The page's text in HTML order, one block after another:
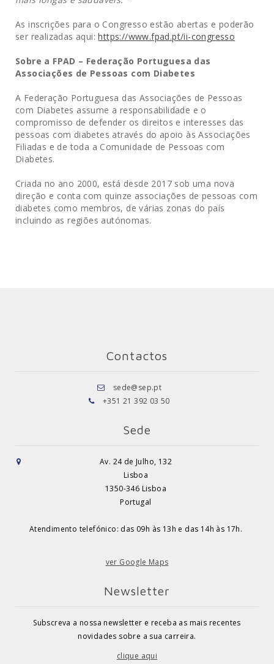
As inscrições para o Congresso estão abertas e poderão
ser realizadas aqui:https://www.fpad.pt/ii-congresso
Sobre a FPAD – Federação Portuguesa das
Associações de Pessoas com Diabetes
A Federação Portuguesa das Associações de Pessoas
com Diabetes assume a responsabilidade e o
compromisso de defender os direitos e interesses das
pessoas com diabetes através do apoio às Associações
Filiadas e de toda a Comunidade de Pessoas com
Diabetes.
Criada no ano 2000, está desde 2017 sob uma nova
direção e conta com quinze associações de pessoas com
diabetes como membros, de várias zonas do país
incluindo as regiões autónomas.
Contactos
sede@sep.pt
+351 21 392 03 50
Sede
Av. 24 de Julho, 132
Lisboa
1350-346 Lisboa
Portugal
Atendimento telefónico: das 09h às 13h e das 14h às 17h.
ver Google Maps
Newsletter
Subscreva a nossa newsletter e receba as mais recentes
novidades sobre a sua carreira.
clique aqui